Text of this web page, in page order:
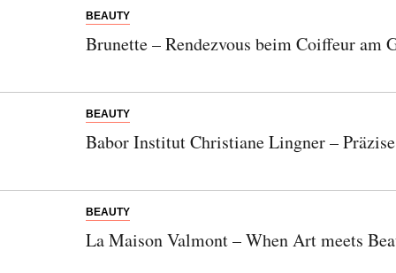
BEAUTY
Brunette – Rendezvous beim Coiffeur am
BEAUTY
Babor Institut Christiane Lingner –
BEAUTY
La Maison Valmont – When Art meets